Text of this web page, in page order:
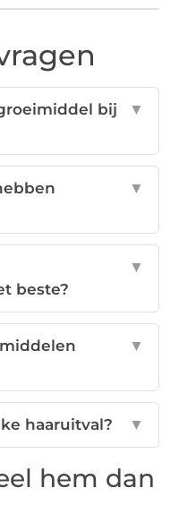
bij
▼
▼
beste?
▼
▼
haaruitval? ▼
hem dan